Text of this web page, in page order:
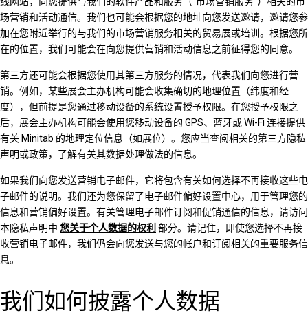
场营销和活动通信。我们也可能会根据您的地址向您发送邀请，邀请您参
加在您附近举行的与我们的市场营销服务相关的贸易展或培训。根据您所
在的位置，我们可能会在向您提供营销和活动信息之前征得您的同意。
第三方还可能会根据您使用其第三方服务的情况，代表我们向您进行营
销。例如，某些展会主办机构可能会收集确切的地理位置（纬度和经
度），但前提是您通过移动设备的系统设置授予权限。在您授予权限之
后，展会主办机构可能会使用您移动设备的 GPS、蓝牙或 Wi-Fi 连接提供
有关 Minitab 的地理定位信息（如展位）。您应当查阅相关的第三方隐私
声明或政策，了解有关其数据处理做法的信息。
如果我们向您发送营销电子邮件，它将包含有关如何选择不再接收这些电
子邮件的说明。我们还为您保留了电子邮件偏好设置中心，用于管理您的
信息和营销偏好设置。有关管理电子邮件订阅和促销通信的信息，请访问
本隐私声明中 您关于个人数据的权利 部分。请记住，即使您选择不再接
收营销电子邮件，我们仍会向您发送与您的帐户和订阅相关的重要服务信
息。
我们如何披露个人数据